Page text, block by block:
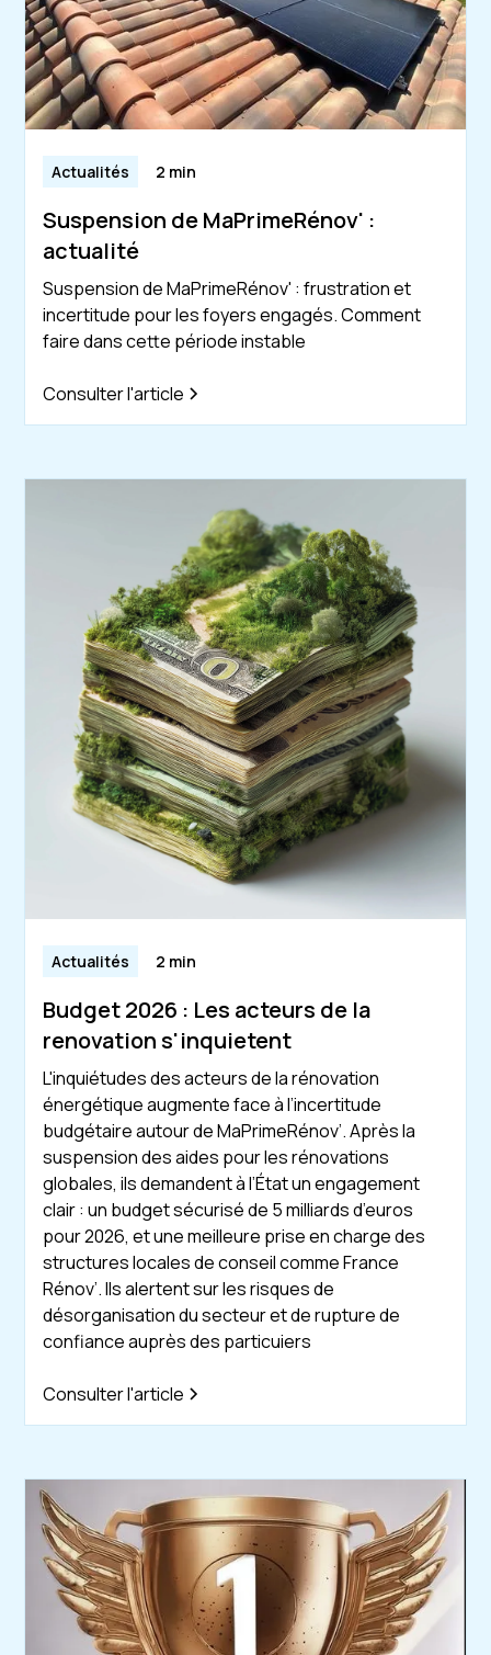
Actualités 2 min
Suspension de MaPrimeRénov' :
actualité
Suspension de MaPrimeRénov' : frustration et
incertitude pour les foyers engagés. Comment
faire dans cette période instable
Consulter l'article
Actualités 2 min
Budget 2026 : Les acteurs de la
renovation s'inquietent
L'inquiétudes des acteurs de la rénovation
énergétique augmente face à l’incertitude
budgétaire autour de MaPrimeRénov’. Après la
suspension des aides pour les rénovations
globales, ils demandent à l’État un engagement
clair : un budget sécurisé de 5 milliards d’euros
pour 2026, et une meilleure prise en charge des
structures locales de conseil comme France
Rénov’. Ils alertent sur les risques de
désorganisation du secteur et de rupture de
confiance auprès des particuiers
Consulter l'article